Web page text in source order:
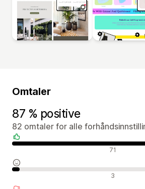
Omtaler
87 % positive
82 omtaler for alle
Positive omtaler 71
Nøytrale omtaler 3